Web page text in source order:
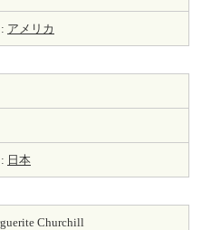
アメリカ
日本
Churchill